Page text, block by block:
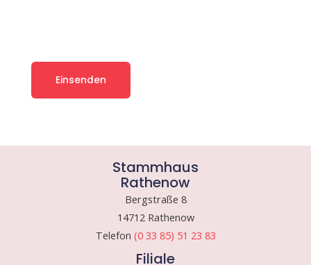
Stammhaus
Rathenow
Bergstraße 8
14712 Rathenow
Telefon (0 33 85) 51 23 83
Filiale